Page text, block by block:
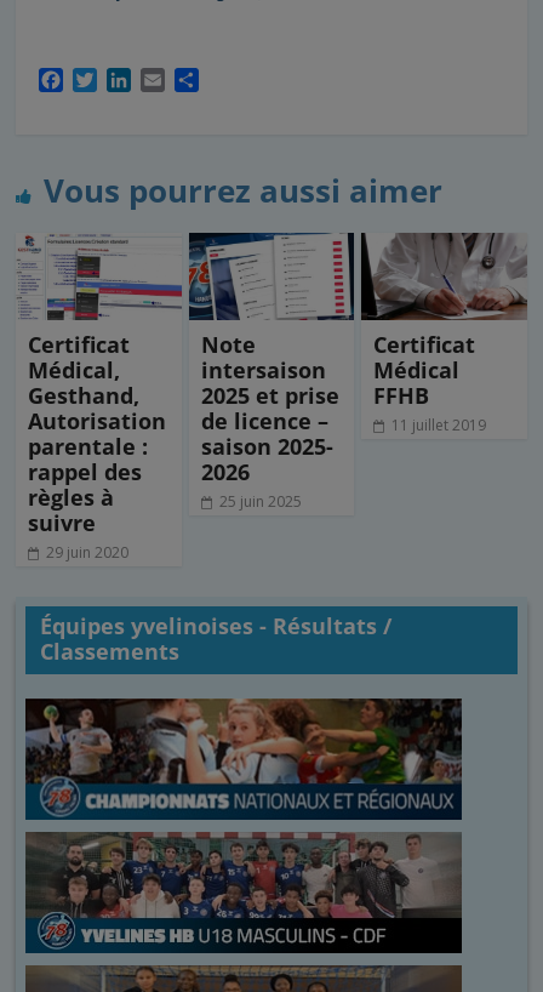
b
o
k
T
e
d
g
r
Vous pourrez aussi aimer
Certificat
Médical,
Gesthand,
Autorisation
parentale :
rappel des
règles à
suivre
29 juin 2020
Note
intersaison
2025 et prise
de licence –
saison 2025-
2026
25 juin 2025
Certificat
Médical
FFHB
11 juillet 2019
Équipes yvelinoises - Résultats /
Classements